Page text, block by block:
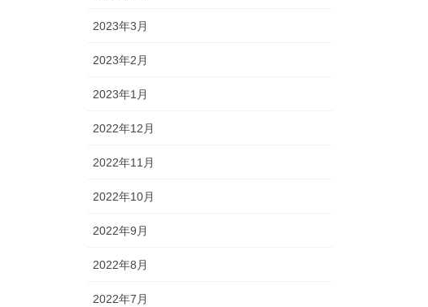
2023年3月
2023年2月
2023年1月
2022年12月
2022年11月
2022年10月
2022年9月
2022年8月
2022年7月